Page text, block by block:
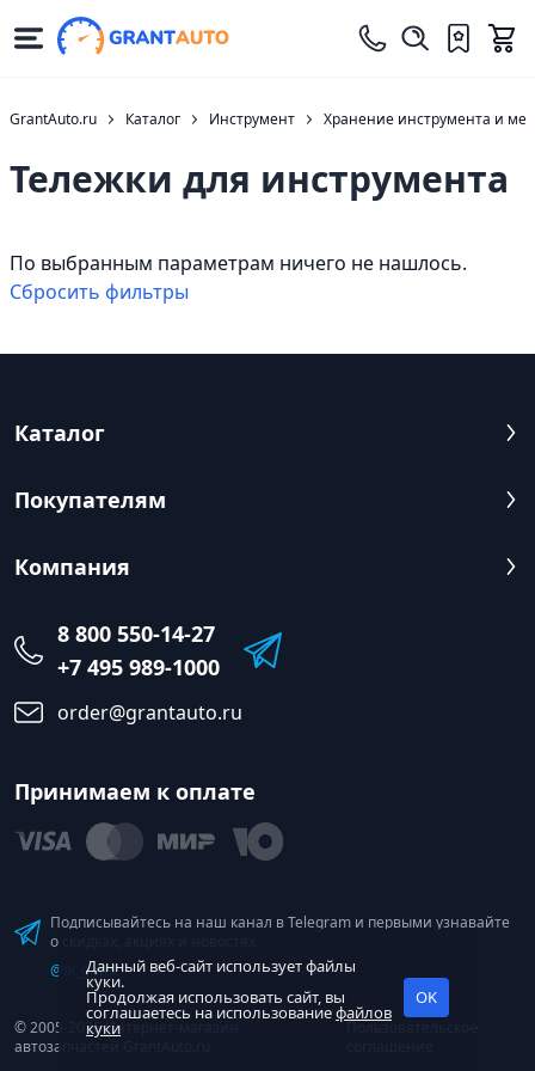
GrantAuto.ru Каталог Инструмент Хранение инструмента и
Тележки для инструмента
По выбранным параметрам ничего не нашлось.
Cбросить фильтры
Каталог
Покупателям
Компания
8 800 550-14-27
+7 495 989-1000
order@grantauto.ru
Принимаем к оплате
Подписывайтесь на наш канал в Telegram и первыми узнавайте
о скидках, акциях и новостях
@tk_grant
© 2005-2026 Интернет-магазин
автозапчастей GrantAuto.ru
Пользовательское
Данный веб-сайт использует файлы
куки.
Продолжая использовать сайт, вы
соглашаетесь на использованиефайлов
куки
OK